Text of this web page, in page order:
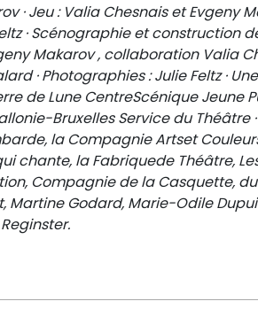
· Jeu : Valia Chesnais et Evgeny
· Scénographie et construction
Makarov , collaboration Valia
· Photographies : Julie Feltz ·
de Lune CentreScénique Jeune
Bruxelles Service du Théâtre
la Compagnie Artset
chante, la Fabriquede Théâtre,
Compagnie de la Casquette,
Martine Godard, Marie-Odile